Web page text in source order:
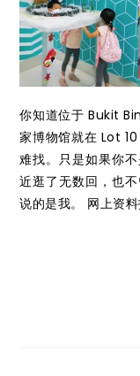
你知道位于 Bukit
家博物馆就在 Lot
难找。只是如果你
近逛了无数回，也
说的是我。 网上资